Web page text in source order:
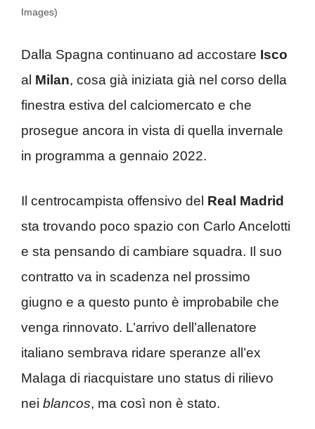
Images)
Dalla Spagna continuano ad accostare Isco
al Milan, cosa già iniziata già nel corso della
finestra estiva del calciomercato e che
prosegue ancora in vista di quella invernale
in programma a gennaio 2022.
Il centrocampista offensivo del Real Madrid
sta trovando poco spazio con Carlo Ancelotti
e sta pensando di cambiare squadra. Il suo
contratto va in scadenza nel prossimo
giugno e a questo punto è improbabile che
venga rinnovato. L’arrivo dell’allenatore
italiano sembrava ridare speranze all’ex
Malaga di riacquistare uno status di rilievo
nei blancos, ma così non è stato.